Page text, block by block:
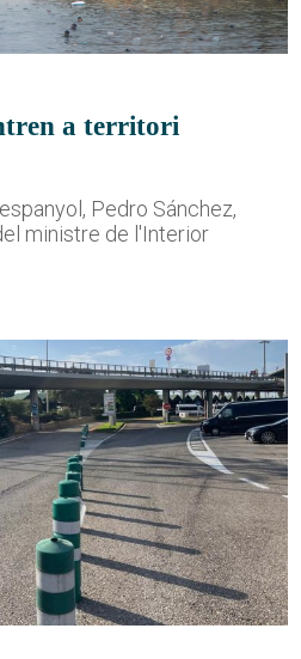
a territori
Pedro Sánchez,
ministre de l'Interior